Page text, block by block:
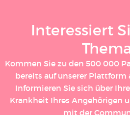
Interessiert
Kommen Sie zu den 500 000
bereits auf unserer
Informieren Sie sich über
Krankheit Ihres Angehörigen
mit der